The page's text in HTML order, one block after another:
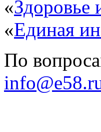
«Здоровье
«Единая
По